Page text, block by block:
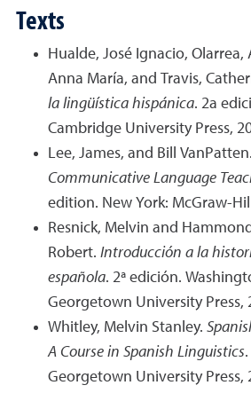
Texts
Hualde, José Ignacio, Olarrea,
Anna María, and Travis,
la lingüística hispánica. 2a
Cambridge University Press,
Lee, James, and Bill VanPatten.
Communicative Language
edition. New York: McGraw-
Resnick, Melvin and
Robert. Introducción a la
española. 2ª edición.
Georgetown University Press,
Whitley, Melvin Stanley.
A Course in Spanish Linguistics
Georgetown University Press,